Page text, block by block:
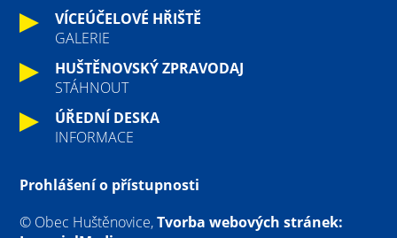
VÍCEÚČELOVÉ HŘIŠTĚ
GALERIE
HUŠTĚNOVSKÝ ZPRAVODAJ
STÁHNOUT
ÚŘEDNÍ DESKA
INFORMACE
© Obec Huštěnovice,Tvorba webových stránek:
Prohlášení o přístupnosti